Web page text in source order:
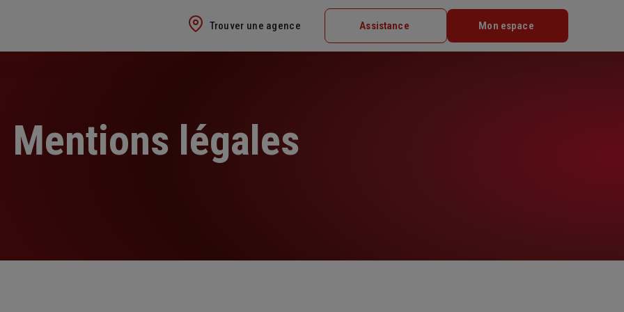
Trouver une agence Assistance Mon espace
Mentions légales